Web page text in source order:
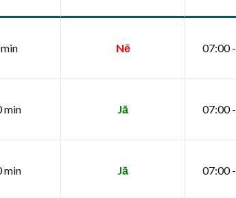
Nē 07:00
min Jā 07:00
min Jā 07:00